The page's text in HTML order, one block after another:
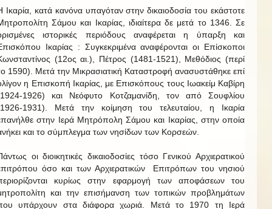
Ικαρία, κατά κανόνα υπαγόταν στην δικαιοδοσία του εκάστοτε
Σάμου και Ικαρίας, ιδιαίτερα δε μετά το 1346. Σε
ιστορικές περιόδους αναφέρεται η ύπαρξη και
Ικαρίας : Συγκεκριμένα αναφέρονται οι Επίσκοποι
(12ος αι.), Πέτρος (1481-1521), Μεθόδιος (περί
1590). Μετά την Μικρασιατική Καταστροφή ανασυστάθηκε επί
η Επισκοπή Ικαρίας, με Επισκόπους τους Ιωακείμ Καβίρη
1926) και Νεόφυτο Κοτζαμανίδη, τον από Σουφλίου
1931). Μετά την κοίμηση του τελευταίου, η Ικαρία
στην Ιερά Μητρόπολη Σάμου και Ικαρίας, στην οποία
και το σύμπλεγμα των νησίδων των Κορσεών.
οι διοικητικές δικαιοδοσίες τόσο Γενικού Αρχιερατικού
όσο και των Αρχιερατικών Επιτρόπων του νησιού
κυρίως στην εφαρμογή των αποφάσεων του
και την επισήμανση των τοπικών προβλημάτων
υπάρχουν στα διάφορα χωριά. Μετά το 1970 τη Ιερά